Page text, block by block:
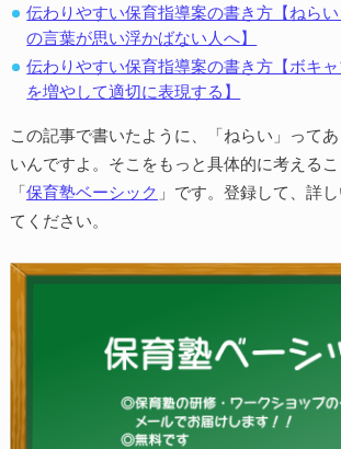
伝わりやすい保育指導案の書き方【ねら
の言葉が思い浮かばない人へ】
伝わりやすい保育指導案の書き方【ボキャ
を増やして適切に表現する】
この記事で書いたように、「ねらい」って
いんですよ。そこをもっと具体的に考えるこ
「保育塾ベーシック 」です。登録して、詳
てください。